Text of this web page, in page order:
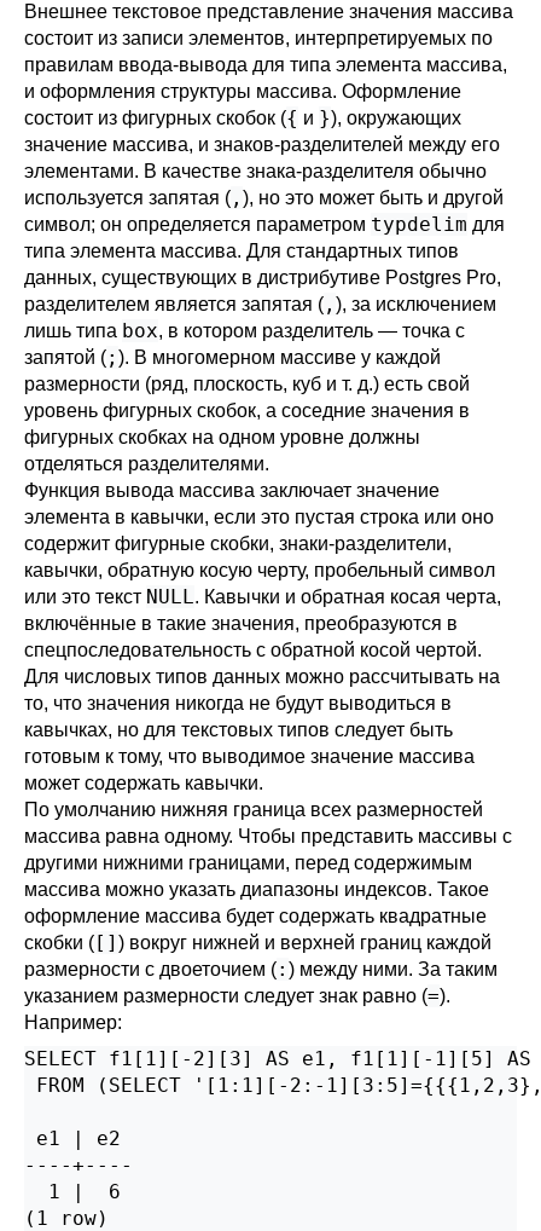
Внешнее текстовое представление значения массива
состоит из записи элементов, интерпретируемых по
правилам ввода-вывода для типа элемента массива,
и оформления структуры массива. Оформление
состоит из фигурных скобок ({ и }), окружающих
значение массива, и знаков-разделителей между его
элементами. В качестве знака-разделителя обычно
используется запятая ( , ), но это может быть и другой
символ; он определяется параметром typdelim для
типа элемента массива. Для стандартных типов
данных, существующих в дистрибутиве Postgres Pro,
разделителем является запятая ( , ), за исключением
лишь типа box, в котором разделитель — точка с
запятой (; ). В многомерном массиве у каждой
размерности (ряд, плоскость, куб и т. д.) есть свой
уровень фигурных скобок, а соседние значения в
фигурных скобках на одном уровне должны
отделяться разделителями.
Функция вывода массива заключает значение
элемента в кавычки, если это пустая строка или оно
содержит фигурные скобки, знаки-разделители,
кавычки, обратную косую черту, пробельный символ
или это текст NULL. Кавычки и обратная косая черта,
включённые в такие значения, преобразуются в
спецпоследовательность с обратной косой чертой.
Для числовых типов данных можно рассчитывать на
то, что значения никогда не будут выводиться в
кавычках, но для текстовых типов следует быть
готовым к тому, что выводимое значение массива
может содержать кавычки.
По умолчанию нижняя граница всех размерностей
массива равна одному. Чтобы представить массивы с
другими нижними границами, перед содержимым
массива можно указать диапазоны индексов. Такое
оформление массива будет содержать квадратные
скобки ([] ) вокруг нижней и верхней границ каждой
размерности с двоеточием (: ) между ними. За таким
указанием размерности следует знак равно (=).
Например:
SELECT f1[1][-2][3] AS e1, f1[1][-1][5] AS
FROM (SELECT '[1:1][-2:-
e1 | e2
----+----
  1 |  6
(1 row)